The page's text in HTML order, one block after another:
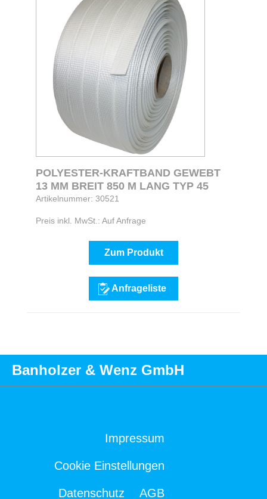
POLYESTER-KRAFTBAND GEWEBT
13 MM BREIT 850 M LANG TYP 45
Artikelnummer: 30521
Preis inkl. MwSt.: Auf Anfrage
Zum Produkt
Anfrageliste
Banholzer & Wenz GmbH
Impressum
Cookie Einstellungen
Datenschutz AGB